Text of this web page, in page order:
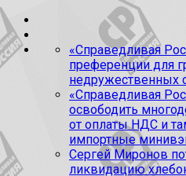
«Справедливая
преференции для
недружественных
«Справедливая
освободить
от оплаты НДС и
импортные
Сергей Миронов
ликвидацию